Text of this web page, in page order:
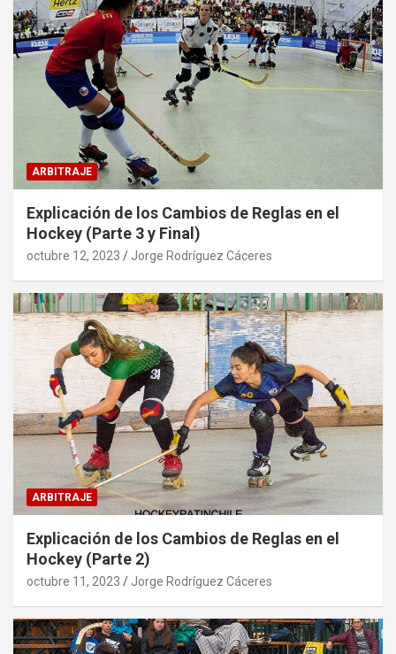
ARBITRAJE
Explicación de los Cambios de Reglas en el
Hockey (Parte 3 y Final)
octubre 12, 2023 Jorge Rodríguez Cáceres
ARBITRAJE
Explicación de los Cambios de Reglas en el
Hockey (Parte 2)
octubre 11, 2023 Jorge Rodríguez Cáceres